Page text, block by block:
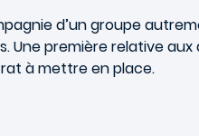
d’un groupe
Une première relative
à mettre en place.